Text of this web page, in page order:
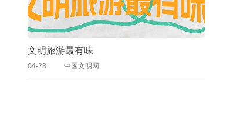
文明旅游最有味
04-28 中国文明网